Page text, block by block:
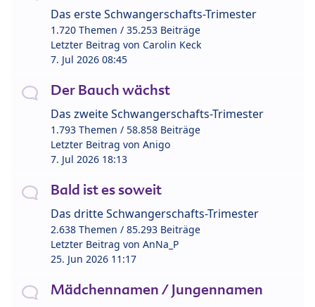
Das erste Schwangerschafts-Trimester
1.720 Themen / 35.253 Beiträge
Letzter Beitrag von Carolin Keck
7. Jul 2026 08:45
Der Bauch wächst
Das zweite Schwangerschafts-Trimester
1.793 Themen / 58.858 Beiträge
Letzter Beitrag von Anigo
7. Jul 2026 18:13
Bald ist es soweit
Das dritte Schwangerschafts-Trimester
2.638 Themen / 85.293 Beiträge
Letzter Beitrag von AnNa_P
25. Jun 2026 11:17
Mädchennamen / Jungennamen